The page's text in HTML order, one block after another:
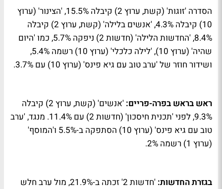
הסדרה 'זוגות' (קשת, ערוץ 2) קיבלה 15.5%, 'הצינור' (ערוץ
10) קיבלה 4.3%, 'אנשים בלילה' (קשת, ערוץ 2) קיבלה
8.4%, 'החדשות הלילה' (חדשות 2) ניפקה 5.7%, כמו 'היום
שהיה' (ערוץ 10), 'לילה כלכלי' (ערוץ 10) רשמה 5.4%,
ושידור חוזר של 'ערב טוב עם גיא פינס' (ערוץ 10) עם 3.7%.
ראש בראש בפרה-פריים:
'אנשים' (קשת, ערוץ 2) קיבלה
9.3%, לפני 'תכנית חיסכון' (חדשות 2) עם 11.4%. מנגד, 'ערב
טוב עם גיא פינס' (ערוץ 10) הסתפקה ב-5.5% ו'המוסף'
(ערוץ 1) רשמה 2%.
בגזרת החדשות:
'חדשות 2' זכתה ב-21.9%, מול ערב חלש